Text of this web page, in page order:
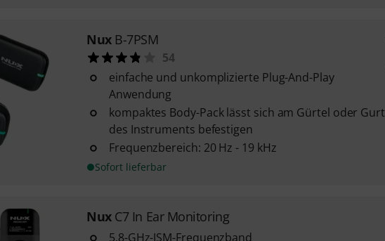
Nux B-7PSM
54
einfache und unkomplizierte Plug-And-Play
Anwendung
kompaktes Body-Pack lässt sich am Gürtel oder Gurt
des Instruments befestigen
Frequenzbereich: 20 Hz - 19 kHz
Sofort lieferbar
Nux C7 In Ear Monitoring
5,8-GHz-ISM-Frequenzband